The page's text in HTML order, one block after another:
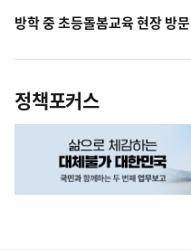
방학 중 초등돌봄교육 현장 방문
정책포커스